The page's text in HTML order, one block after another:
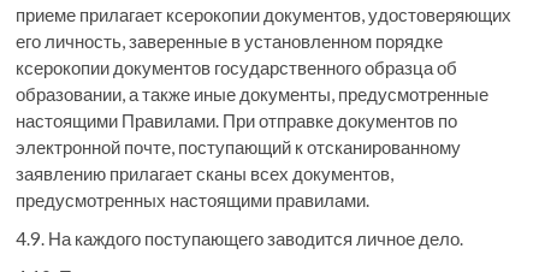
приеме прилагает ксерокопии документов, удостоверяющих
его личность, заверенные в установленном порядке
ксерокопии документов государственного образца об
образовании, а также иные документы, предусмотренные
настоящими Правилами. При отправке документов по
электронной почте, поступающий к отсканированному
заявлению прилагает сканы всех документов,
предусмотренных настоящими правилами.
4.9. На каждого поступающего заводится личное дело.